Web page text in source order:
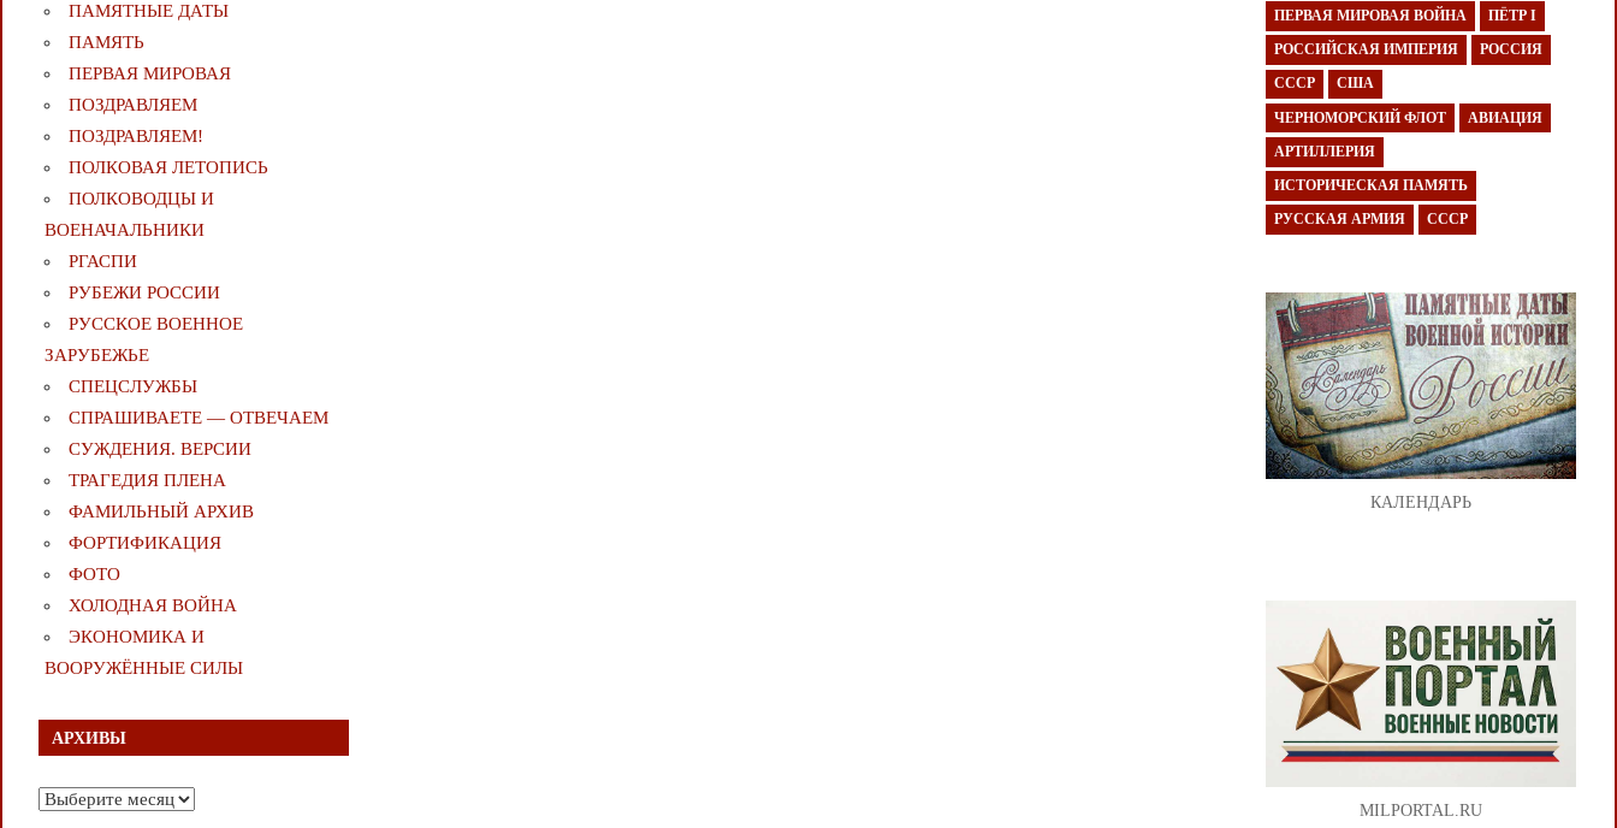
ПАМЯТНЫЕ ДАТЫ
ПАМЯТЬ
ПЕРВАЯ МИРОВАЯ
ПОЗДРАВЛЯЕМ
ПОЗДРАВЛЯЕМ!
ПОЛКОВАЯ ЛЕТОПИСЬ
ПОЛКОВОДЦЫ И
ВОЕНАЧАЛЬНИКИ
РГАСПИ
РУБЕЖИ РОССИИ
РУССКОЕ ВОЕННОЕ
ЗАРУБЕЖЬЕ
СПЕЦСЛУЖБЫ
СПРАШИВАЕТЕ — ОТВЕЧАЕМ
СУЖДЕНИЯ. ВЕРСИИ
ТРАГЕДИЯ ПЛЕНА
ФАМИЛЬНЫЙ АРХИВ
ФОРТИФИКАЦИЯ
ФОТО
ХОЛОДНАЯ ВОЙНА
ЭКОНОМИКА И
ВООРУЖЁННЫЕ СИЛЫ
АРХИВЫ
Архивы
ПЕРВАЯ МИРОВАЯ ВОЙНА ПЁТР I
РОССИЙСКАЯ ИМПЕРИЯ РОССИЯ
СССР США
ЧЕРНОМОРСКИЙ ФЛОТ АВИАЦИЯ
АРТИЛЛЕРИЯ
ИСТОРИЧЕСКАЯ ПАМЯТЬ
РУССКАЯ АРМИЯ СССР
КАЛЕНДАРЬ
MILPORTAL.RU